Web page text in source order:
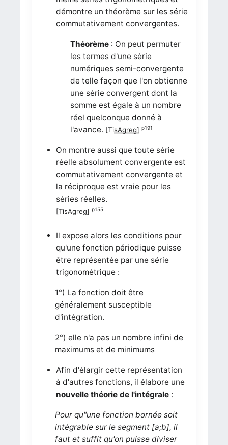
démontre un théorème sur les série
commutativement convergentes.
Théorème: On peut permuter
les termes d'une série
numériques semi-convergente
de telle façon que l'on obtienne
une série convergent dont la
somme est égale à un nombre
réel quelconque donné à
l'avance. [TisAgreg] p191
On montre aussi que toute série
réelle absolument convergente est
commutativement convergente et
la réciproque est vraie pour les
séries réelles.
[TisAgreg] p155
Il expose alors les conditions pour
qu'une fonction périodique puisse
être représentée par une série
trigonométrique :
1°) La fonction doit être
généralement susceptible
d'intégration.
2°) elle n'a pas un nombre infini de
maximums et de minimums
Afin d'élargir cette représentation
à d'autres fonctions, il élabore une
nouvelle théorie de l'intégrale:
Pour qu"une fonction bornée soit
intégrable sur le segment [a;b], il
faut et suffit qu'on puisse diviser